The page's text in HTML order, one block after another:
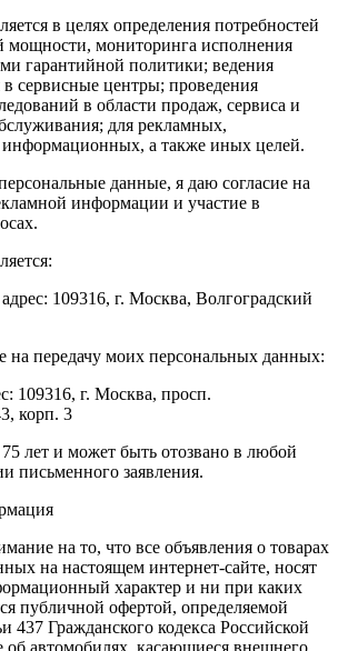
в целях определения потребностей
мощности, мониторинга исполнения
гарантийной политики; ведения
сервисные центры; проведения
в области продаж, сервиса и
для рекламных,
информационных, а также иных целей.
данные, я даю согласие на
информации и участие в
109316, г. Москва, Волгоградский
на передачу моих персональных данных:
109316, г. Москва, просп.
корп. 3
75 лет и может быть отозвано в любой
письменного заявления.
на то, что все объявления о товарах
на настоящем интернет-сайте, носят
характер и ни при каких
публичной офертой, определяемой
437 Гражданского кодекса Российской